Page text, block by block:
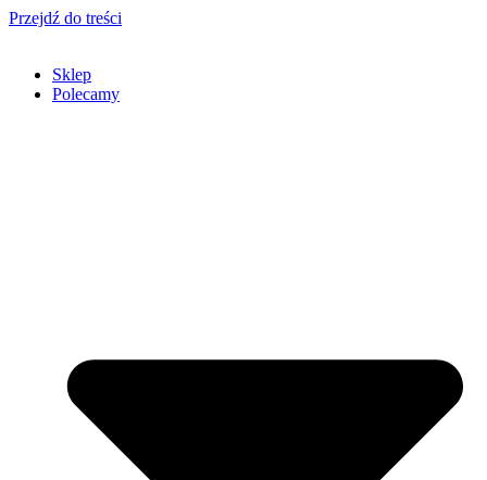
Przejdź do treści
Sklep
Polecamy